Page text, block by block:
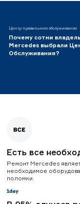
Центр правильного обслуживания
Почему сотни
Mercedes выбрали
Обслуживания?
Есть все
Ремонт Mercedes
необходимое
поломки.